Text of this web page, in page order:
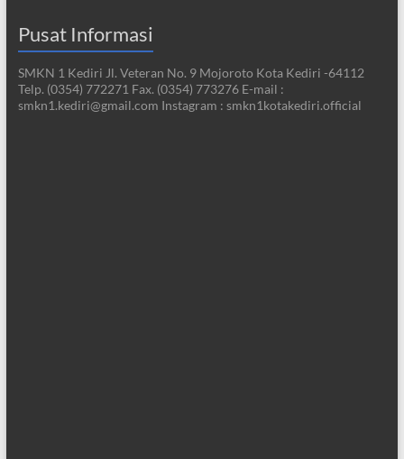
Pusat Informasi
SMKN 1 Kediri Jl. Veteran No. 9 Mojoroto Kota Kediri -64112
Telp. (0354) 772271 Fax. (0354) 773276 E-mail :
smkn1.kediri@gmail.com Instagram : smkn1kotakediri.official